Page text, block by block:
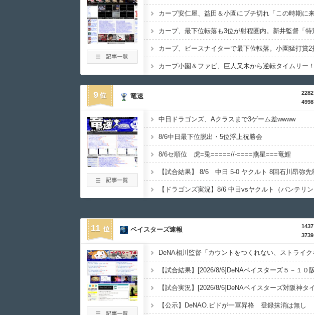
9
2282
4998
竜速
中日ドラゴンズ、Aクラスまで3ゲーム差wwww
8/6中日最下位脱出・5位浮上祝勝会
8/6セ順位 虎=兎=====//-====燕星===竜鯉
11
1437
3739
ベイスターズ速報
【公示】DeNAO.ビドが一軍昇格 登録抹消は無し